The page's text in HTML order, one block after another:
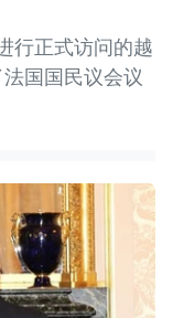
行正式访问的越
国国民议会议